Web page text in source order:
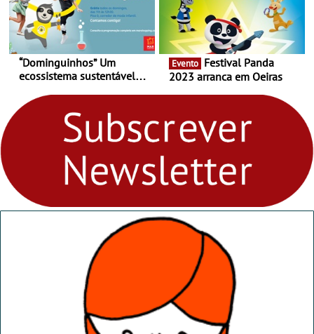
“Dominguinhos” Um
ecossistema sustentável
fores - Atelier de Educação
Ambiental nos
“Dominguinhos” de 23 de
Evento
2023 arranca em Oeiras